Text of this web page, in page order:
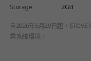
Storage
2GB
自2026年6月29日起，
業系統環境。